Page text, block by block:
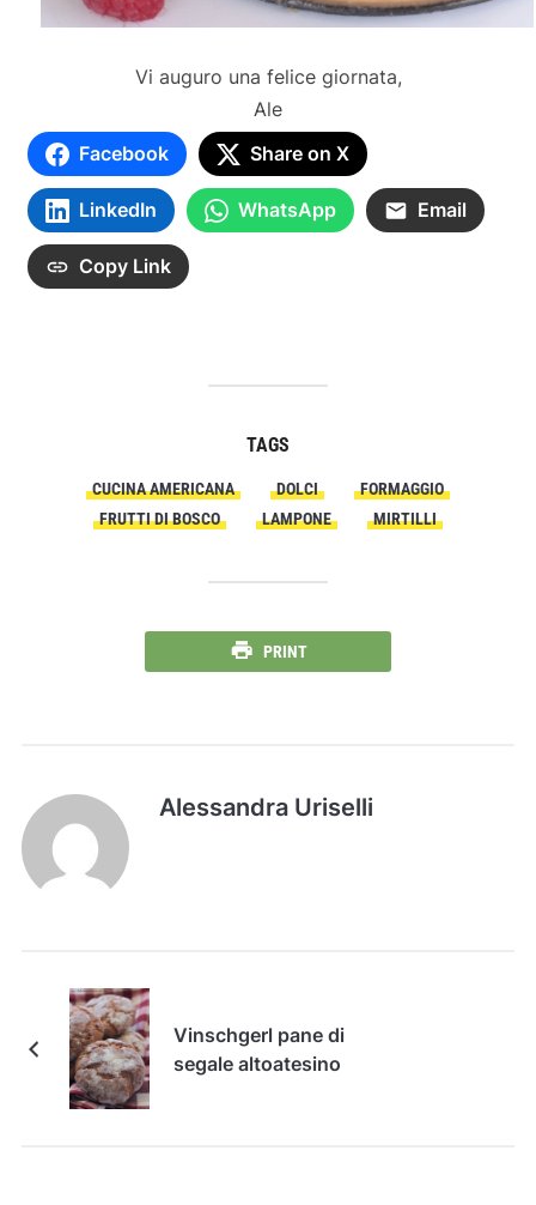
Vi auguro una felice giornata,
Ale
Facebook
Share on X
LinkedIn WhatsApp Email
Copy Link
TAGS
CUCINA AMERICANA DOLCI
FORMAGGIO
FRUTTI DI BOSCO
LAMPONE MIRTILLI
PRINT
Alessandra Uriselli
Vinschgerl pane di
segale altoatesino